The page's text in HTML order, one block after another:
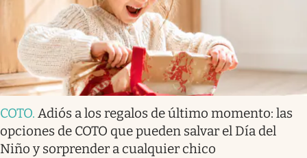
COTO. Adiós a los regalos de último momento: las
opciones de COTO que pueden salvar el Día del
Niño y sorprender a cualquier chico